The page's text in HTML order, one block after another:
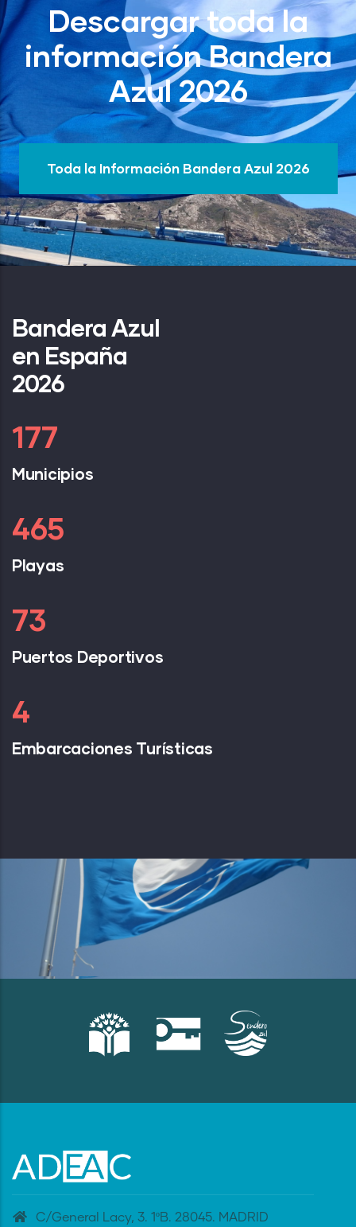
Descargar toda la
información Bandera
Azul 2026
Toda la Información Bandera Azul 2026
Bandera Azul
en España
2026
239
Municipios
626
Playas
99
Puertos Deportivos
5
Embarcaciones Turísticas
C/General Lacy, 3. 1ºB. 28045. MADRID